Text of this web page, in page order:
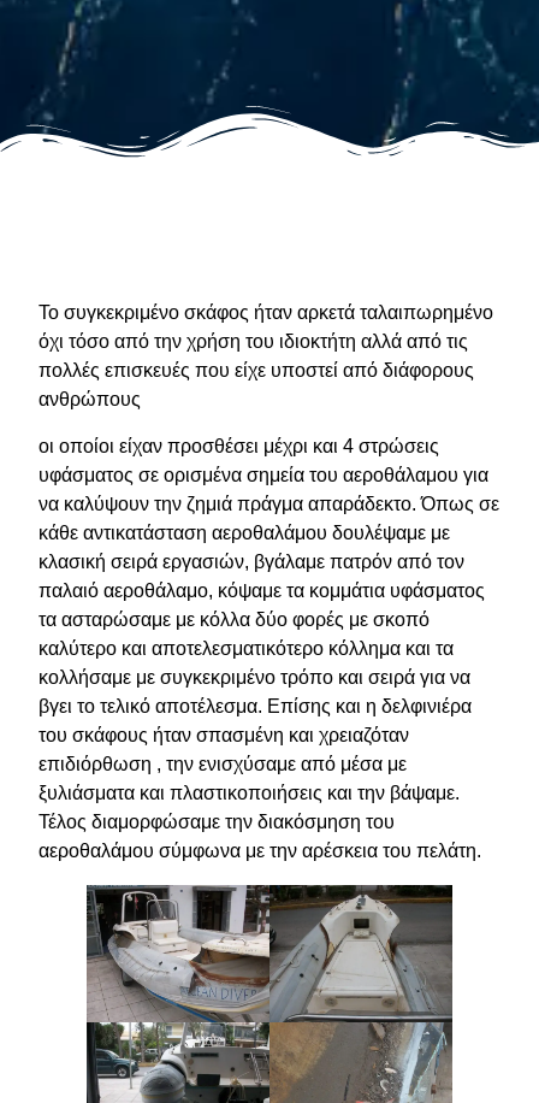
Το συγκεκριμένο σκάφος ήταν αρκετά ταλαιπωρημένο
όχι τόσο από την χρήση του ιδιοκτήτη αλλά από τις
πολλές επισκευές που είχε υποστεί από διάφορους
ανθρώπους
οι οποίοι είχαν προσθέσει μέχρι και 4 στρώσεις
υφάσματος σε ορισμένα σημεία του αεροθάλαμου για
να καλύψουν την ζημιά πράγμα απαράδεκτο. Όπως σε
κάθε αντικατάσταση αεροθαλάμου δουλέψαμε με
κλασική σειρά εργασιών, βγάλαμε πατρόν από τον
παλαιό αεροθάλαμο, κόψαμε τα κομμάτια υφάσματος
τα ασταρώσαμε με κόλλα δύο φορές με σκοπό
καλύτερο και αποτελεσματικότερο κόλλημα και τα
κολλήσαμε με συγκεκριμένο τρόπο και σειρά για να
βγει το τελικό αποτέλεσμα. Επίσης και η δελφινιέρα
του σκάφους ήταν σπασμένη και χρειαζόταν
επιδιόρθωση , την ενισχύσαμε από μέσα με
ξυλιάσματα και πλαστικοποιήσεις και την βάψαμε.
Τέλος διαμορφώσαμε την διακόσμηση του
αεροθαλάμου σύμφωνα με την αρέσκεια του πελάτη.